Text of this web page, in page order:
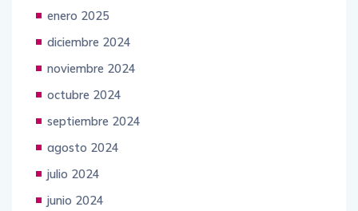
enero 2025
diciembre 2024
noviembre 2024
octubre 2024
septiembre 2024
agosto 2024
julio 2024
junio 2024